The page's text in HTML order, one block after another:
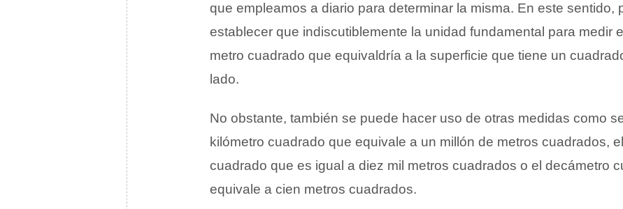
que empleamos a diario para determinar la misma. En este sentido,
establecer que indiscutiblemente la unidad fundamental para medir
metro cuadrado que equivaldría a la superficie que tiene un
lado.
No obstante, también se puede hacer uso de otras medidas como
kilómetro cuadrado que equivale a un millón de metros cuadrados,
cuadrado que es igual a diez mil metros cuadrados o el decámetro
equivale a cien metros cuadrados.